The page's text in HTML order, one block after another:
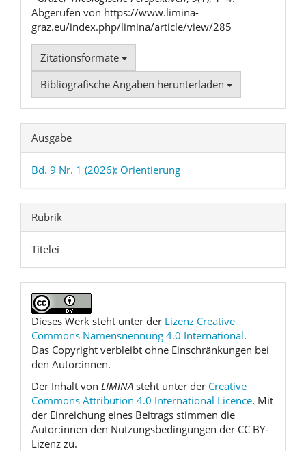
Abgerufen von https://www.limina-
graz.eu/index.php/limina/article/view/285
Zitationsformate
Bibliografische Angaben herunterladen
Ausgabe
Bd. 9 Nr. 1 (2026): Orientierung
Rubrik
Titelei
Dieses Werk steht unter der Lizenz Creative
Commons Namensnennung 4.0 International.
Das Copyright verbleibt ohne Einschränkungen bei
den Autor:innen.
Der Inhalt von LIMINA steht unter der Creative
Commons Attribution 4.0 International Licence. Mit
der Einreichung eines Beitrags stimmen die
Autor:innen den Nutzungsbedingungen der CC BY-
Lizenz zu.